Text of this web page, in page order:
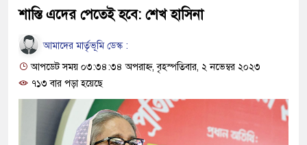
শাস্তি এদের পেতেই হবে: শেখ হাসিনা
আমাদের মার্তৃভূমি ডেস্ক :
আপডেট সময় ০৩:৩৪:৩৪ অপরাহ্ন, বৃহস্পতিবার, ২ নভেম্বর ২০২৩
৭১৩ বার পড়া হয়েছে